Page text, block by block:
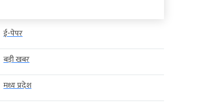
ई-पेपर
बड़ी खबर
मध्य प्रदेश